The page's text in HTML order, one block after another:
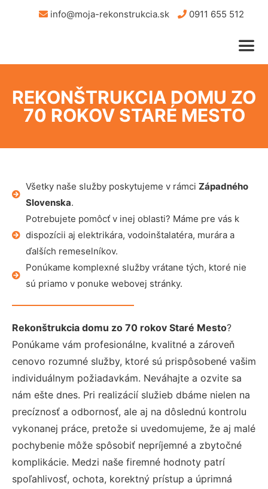
info@moja-rekonstrukcia.sk 0911 655 512
REKONŠTRUKCIA DOMU ZO
70 ROKOV STARÉ MESTO
Všetky naše služby poskytujeme v rámci Západného
Slovenska.
Potrebujete pomôcť v inej oblasti? Máme pre vás k
dispozícii aj elektrikára, vodoinštalatéra, murára a
ďalších remeselníkov.
Ponúkame komplexné služby vrátane tých, ktoré nie
sú priamo v ponuke webovej stránky.
Rekonštrukcia domu zo 70 rokov Staré Mesto?
Ponúkame vám profesionálne, kvalitné a zároveň
cenovo rozumné služby, ktoré sú prispôsobené vašim
individuálnym požiadavkám. Neváhajte a ozvite sa
nám ešte dnes. Pri realizácií služieb dbáme nielen na
precíznosť a odbornosť, ale aj na dôslednú kontrolu
vykonanej práce, pretože si uvedomujeme, že aj malé
pochybenie môže spôsobiť nepríjemné a zbytočné
komplikácie. Medzi naše firemné hodnoty patrí
spoľahlivosť, ochota, korektný prístup a úprimná